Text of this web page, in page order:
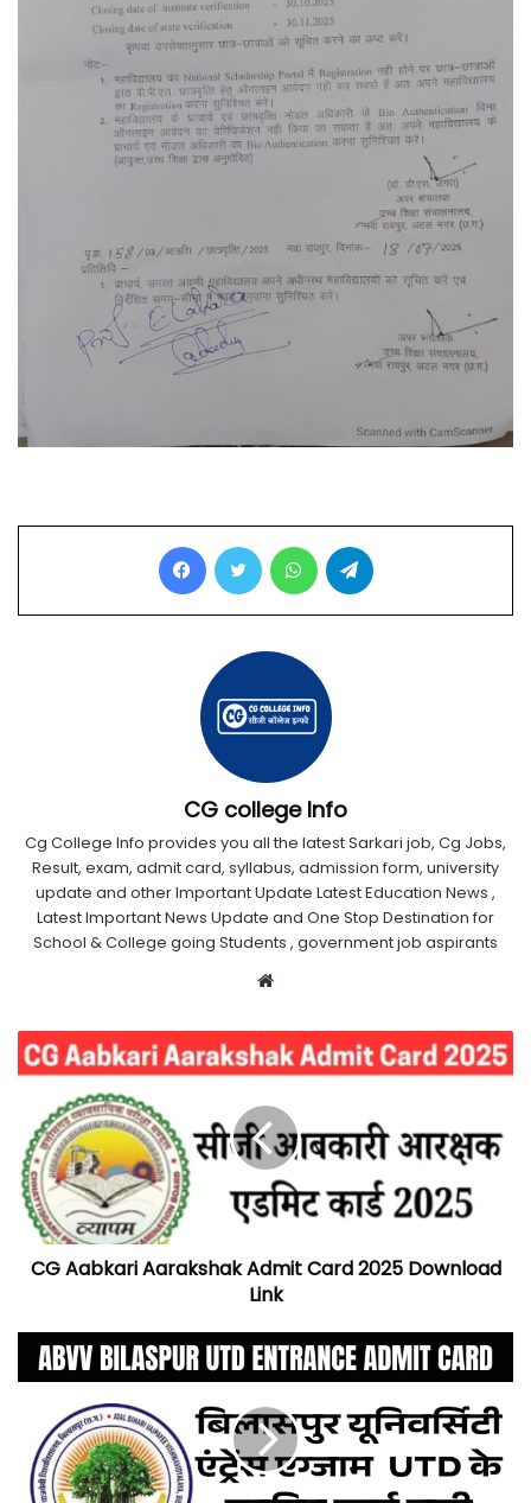
FacebookTwitter WhatsApp
CG college Info
Cg College Info provides you all the latest Sarkari job, Cg Jobs,
Result, exam, admit card, syllabus, admission form, university
update and other Important Update Latest Education News ,
Latest Important News Update and One Stop Destination for
School & College going Students , government job aspirants
Website
CG Aabkari Aarakshak Admit Card 2025 Download
Link